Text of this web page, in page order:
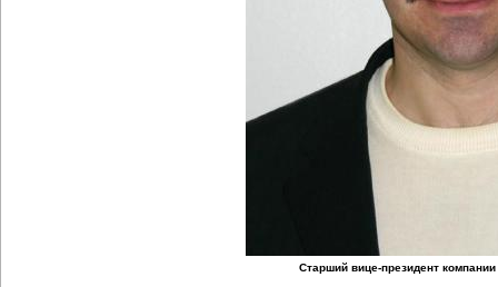
Старший вице-президент